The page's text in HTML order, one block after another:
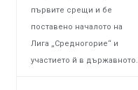
първите срещи и бе
поставено началото на
Лига „Средногорие“ и
участието й в държавното.